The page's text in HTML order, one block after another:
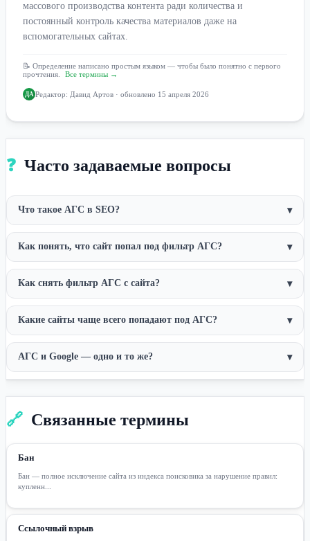
массового производства контента ради количества и
постоянный контроль качества материалов даже на
вспомогательных сайтах.
📝 Определение написано простым языком — чтобы было понятно с первого
прочтения.
Все термины →
ДА Редактор: Давид Артов · обновлено 15 апреля 2026
❓ Часто задаваемые вопросы
Что такое АГС в SEO? ▾
Как понять, что сайт попал под фильтр АГС? ▾
Как снять фильтр АГС с сайта? ▾
Какие сайты чаще всего попадают под АГС? ▾
АГС и Google — одно и то же? ▾
🔗 Связанные термины
Бан
Бан — полное исключение сайта из индекса поисковика за нарушение правил:
купленн...
Ссылочный взрыв